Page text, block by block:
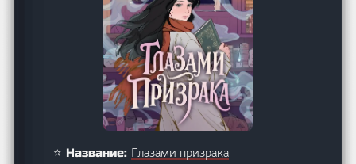
⭐ Название: Глазами призрака